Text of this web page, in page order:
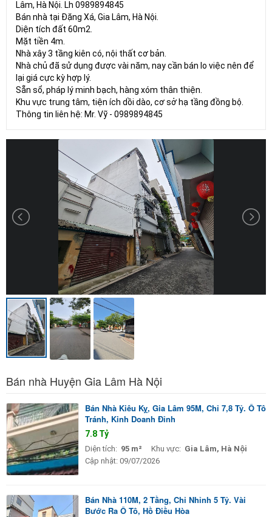
Lâm, Hà Nội. Lh 0989894845
Bán nhà tại Đặng Xá, Gia Lâm, Hà Nội.
Diện tích đất 60m2.
Mặt tiền 4m.
Nhà xây 3 tầng kiên có, nội thất cơ bản.
Nhà chủ đã sử dụng được vài năm, nay cần bán lo việc nên để
lại giá cực kỳ hợp lý.
Sẵn sổ, pháp lý minh bạch, hàng xóm thân thiện.
Khu vực trung tâm, tiện ích dồi dào, cơ sở hạ tầng đồng bộ.
Thông tin liên hệ: Mr. Vỹ - 0989894845
Bán nhà Huyện Gia Lâm Hà Nội
Bán Nhà Kiêu Kỵ, Gia Lâm 95M, Chỉ 7,8 Tỷ. Ô Tô
Tránh, Kinh Doanh Đỉnh
7.8 Tỷ
Diện tích: 95 m² Khu vực: Gia Lâm, Hà Nội
Cập nhật: 09/07/2026
Bán Nhà 110M, 2 Tầng, Chỉ Nhỉnh 5 Tỷ. Vài
Bước Ra Ô Tô, Hồ Điều Hòa